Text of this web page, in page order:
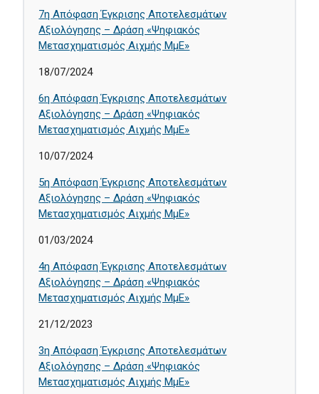
7η Απόφαση Έγκρισης Αποτελεσμάτων
Αξιολόγησης – Δράση «Ψηφιακός
Μετασχηματισμός Αιχμής ΜμΕ»
18/07/2024
6η Απόφαση Έγκρισης Αποτελεσμάτων
Αξιολόγησης – Δράση «Ψηφιακός
Μετασχηματισμός Αιχμής ΜμΕ»
10/07/2024
5η Απόφαση Έγκρισης Αποτελεσμάτων
Αξιολόγησης – Δράση «Ψηφιακός
Μετασχηματισμός Αιχμής ΜμΕ»
01/03/2024
4η Απόφαση Έγκρισης Αποτελεσμάτων
Αξιολόγησης – Δράση «Ψηφιακός
Μετασχηματισμός Αιχμής ΜμΕ»
21/12/2023
3η Απόφαση Έγκρισης Αποτελεσμάτων
Αξιολόγησης – Δράση «Ψηφιακός
Μετασχηματισμός Αιχμής ΜμΕ»